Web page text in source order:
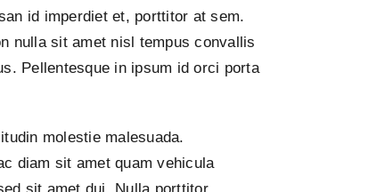
id imperdiet et, porttitor at sem.
nulla sit amet nisl tempus convallis
Pellentesque in ipsum id orci porta
molestie malesuada.
diam sit amet quam vehicula
sit amet dui. Nulla porttitor